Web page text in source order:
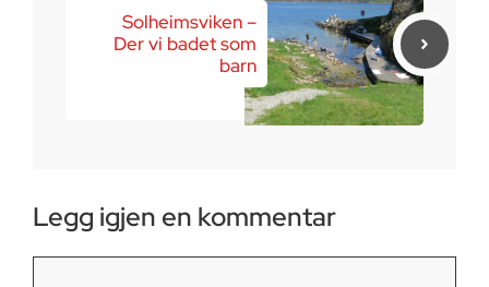
Solheimsviken –
Der vi badet som
barn
Legg igjen en kommentar